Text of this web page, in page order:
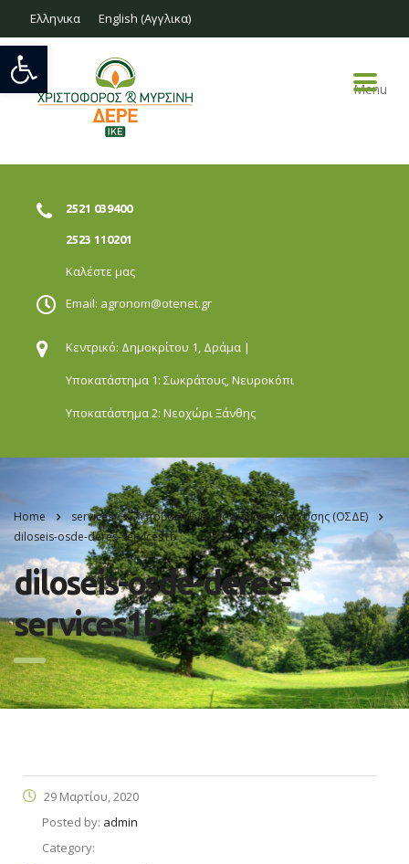
Ανοίξτε τη γραμμή εργαλείων
Ελληνικα English (Αγγλικα)
Menu
2521 039400
2523 110201
Καλέστε μας
Email: agronom@otenet.gr
Κεντρικό: Δημοκρίτου 1, Δράμα |
Υποκατάστημα 1: Σωκράτους,Νευροκόπι
Υποκατάστημα 2: ΝεοχώριΞάνθης
Home services
Υποβολή Ενιαίας Αίτησης Ενίσχυσης (ΟΣΔΕ)
diloseis-osde-deres-services1b
diloseis-osde-deres-
services1b
29 Μαρτίου, 2020
Posted by: admin
Category: